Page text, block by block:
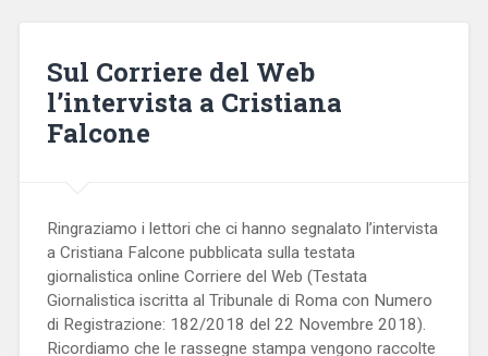
Sul Corriere del Web
l’intervista a Cristiana
Falcone
Ringraziamo i lettori che ci hanno segnalato l’intervista
a Cristiana Falcone pubblicata sulla testata
giornalistica online Corriere del Web (Testata
Giornalistica iscritta al Tribunale di Roma con Numero
di Registrazione: 182/2018 del 22 Novembre 2018).
Ricordiamo che le rassegne stampa vengono raccolte